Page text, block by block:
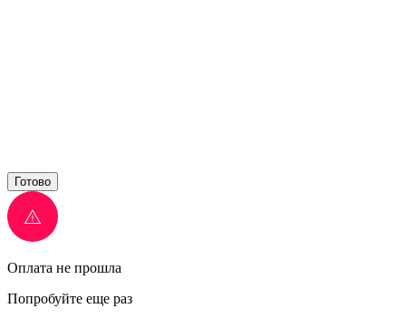
Готово
Оплата не прошла
Попробуйте еще раз